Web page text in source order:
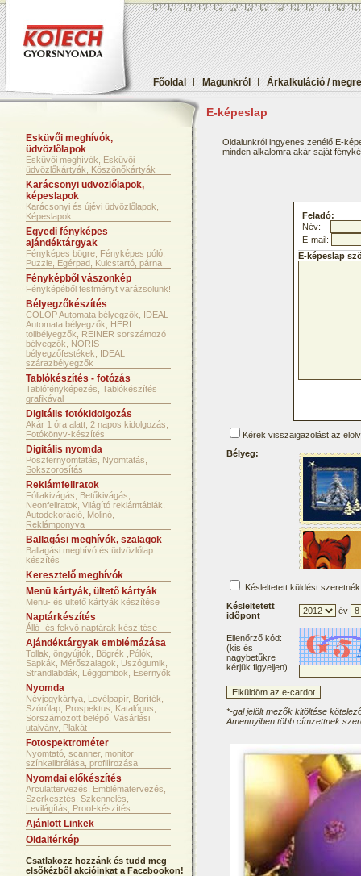
Főoldal | Magunkról | Árkalkuláció /
E-képeslap
Esküvői meghívók,
üdvözlőlapok
Esküvői meghívók, Esküvői
üdvözlőkártyák, Köszönőkártyák
Karácsonyi üdvözlőlapok,
képeslapok
Karácsonyi és újévi üdvözlőlapok,
Képeslapok
Egyedi fényképes
ajándéktárgyak
Fényképes bögre, Fényképes póló,
Puzzle, Egérpad, Kulcstartó, párna
Fényképből vászonkép
Fényképéből festményt varázsolunk!
Bélyegzőkészítés
COLOP Automata bélyegzők, IDEAL
Automata bélyegzők, HERI
tollbélyegzők, REINER sorszámozó
bélyegzők, NORIS
bélyegzőfestékek, IDEAL
szárazbélyegzők
Tablókészítés - fotózás
Tablófényképezés, Tablókészítés
grafikával
Digitális fotókidolgozás
Akár 1 óra alatt, 2 napos kidolgozás,
Fotókönyv-készítés
Digitális nyomda
Poszternyomtatás, Nyomtatás,
Sokszorosítás
Reklámfeliratok
Fóliakivágás, Betűkivágás,
Neonfeliratok, Világító reklámtáblák,
Autodekoráció, Molinó,
Reklámponyva
Ballagási meghívók, szalagok
Ballagási meghívó és üdvözlőlap
készítés
Keresztelő meghívók
Menü kártyák, ültető kártyák
Menü- és ültető kártyák készítése
Naptárkészítés
Álló- és fekvő naptárak készítése
Ajándéktárgyak emblémázása
Tollak, öngyújtók, Bögrék ,Pólók,
Sapkák, Mérőszalagok, Uszógumik,
Strandlabdák, Léggömbök, Esernyők
Nyomda
Névjegykártya, Levélpapír, Boríték,
Szórólap, Prospektus, Katalógus,
Sorszámozott belépő, Vásárlási
utalvány, Plakát
Fotospektrométer
Nyomtató, scanner, monitor
színkalibrálása, profilírozása
Nyomdai előkészítés
Arculattervezés, Emblématervezés,
Szerkesztés, Szkennelés,
Levilágítás, Proof-készítés
Ajánlott Linkek
Oldaltérkép
Csatlakozz hozzánk és tudd meg
elsőkézből akcióinkat a Facebookon!
Oldalunkról ingyenes zenélő E-
minden alkalomra akár saját
Feladó:
Név:
E-mail:
E-képeslap
Kérek visszaigazolást az
Bélyeg:
Késleltetett küldést szeretnék
Késleltetett
időpont
év
Ellenőrző kód:
(kis és
nagybetűkre
kérjük figyeljen)
*-gal jelölt mezők kitöltése
Amennyiben több címzettnek